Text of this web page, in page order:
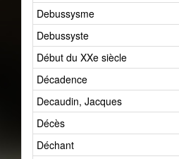
Debussysme
Debussyste
Début du XXe siècle
Décadence
Decaudin, Jacques
Décès
Déchant